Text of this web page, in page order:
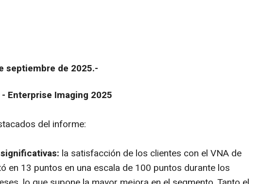
septiembre de 2025.-
- Enterprise Imaging 2025
del informe:
la satisfacción de los clientes con el VNA de
en 13 puntos en una escala de 100 puntos durante los